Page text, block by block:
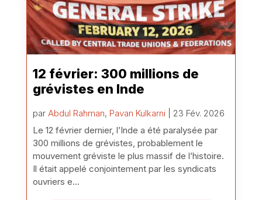
12 février: 300 millions de
grévistes en Inde
par Abdul Rahman, Pavan Kulkarni| 23 Fév. 2026
Le 12 février dernier, l’Inde a été paralysée par
300 millions de grévistes, probablement le
mouvement gréviste le plus massif de l’histoire.
Il était appelé conjointement par les syndicats
ouvriers e...